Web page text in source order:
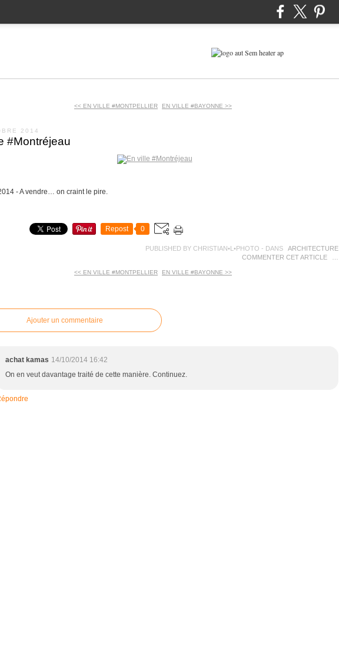
<< EN VILLE #MONTPELLIER EN VILLE #BAYONNE >>
2014
#Montréjeau
- A vendre… on craint le pire.
Repost 0
PUBLISHED BY CHRISTIAN•L•PHOTO - DANS
ARCHITECTURE
COMMENTER CET ARTICLE
<< EN VILLE #MONTPELLIER EN VILLE #BAYONNE >>
Ajouter un commentaire
achat kamas 14/10/2014 16:42
On en veut davantage traité de cette manière. Continuez.